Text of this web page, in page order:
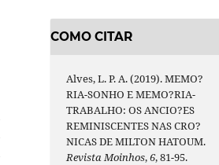
COMO CITAR
Alves, L. P. A. (2019). MEMO?
RIA-SONHO E MEMO?RIA-
TRABALHO: OS ANCIO?ES
REMINISCENTES NAS CRO?
NICAS DE MILTON HATOUM.
Revista Moinhos,6, 81-95.